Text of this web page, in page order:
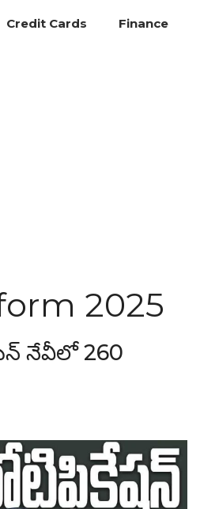
Credit Cards Finance
2025
నేవీలో 260